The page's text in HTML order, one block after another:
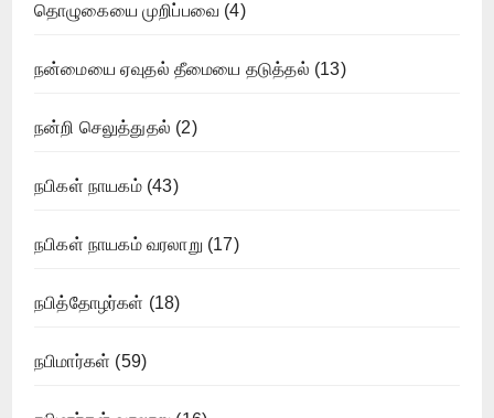
தொழுகையை முறிப்பவை (4)
நன்மையை ஏவுதல் தீமையை தடுத்தல் (13)
நன்றி செலுத்துதல் (2)
நபிகள் நாயகம்(43)
நபிகள் நாயகம் வரலாறு (17)
நபித்தோழர்கள் (18)
நபிமார்கள் (59)